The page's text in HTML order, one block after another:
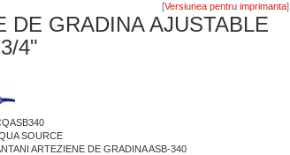
[ ]
DE GRADINA AJUSTABLE
4"
SOURCE
ARTEZIENE DE GRADINA ASB-340